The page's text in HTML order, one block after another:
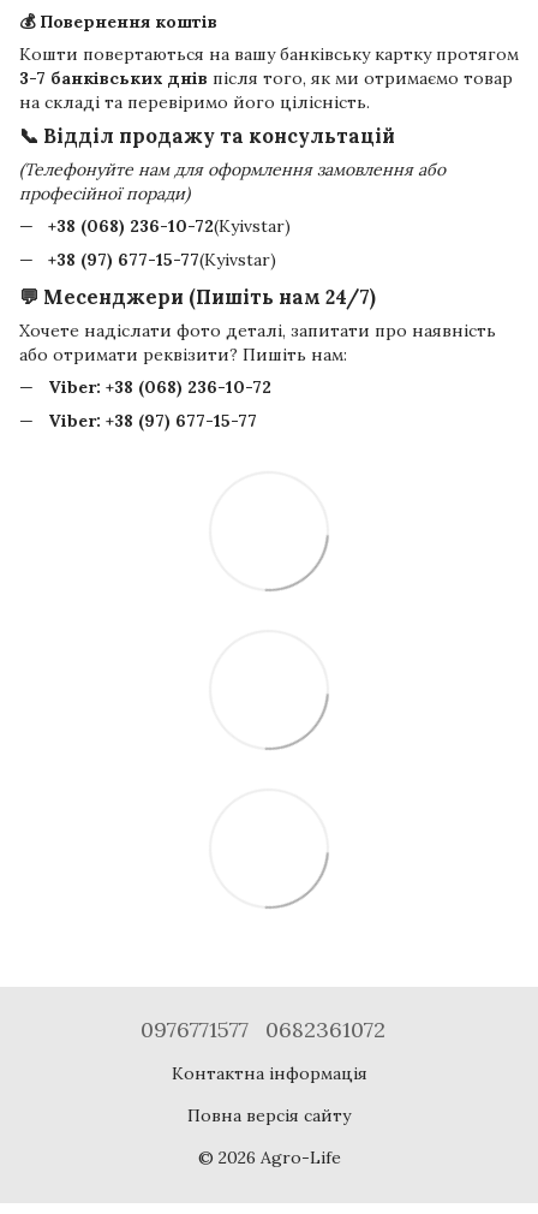
💰 Повернення коштів
Кошти повертаються на вашу банківську картку протягом
3-7 банківських днів після того, як ми отримаємо товар
на складі та перевіримо його цілісність.
📞 Відділ продажу та консультацій
(Телефонуйте нам для оформлення замовлення або
професійної поради)
+38 (068) 236-10-72(Kyivstar)
+38 (97) 677-15-77(Kyivstar)
💬 Месенджери (Пишіть нам 24/7)
Хочете надіслати фото деталі, запитати про наявність
або отримати реквізити? Пишіть нам:
Viber: +38 (068) 236-10-72
Viber: +38 (97) 677-15-77
0976771577 0682361072
Контактна інформація
Повна версія сайту
© 2026 Agro-Life